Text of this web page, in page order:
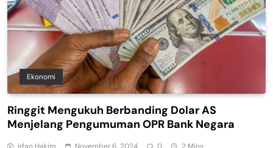
Ekonomi
Ringgit Mengukuh Berbanding Dolar AS
Menjelang Pengumuman OPR Bank Negara
Irfan Hakim November 6, 2024 0 2 Mins